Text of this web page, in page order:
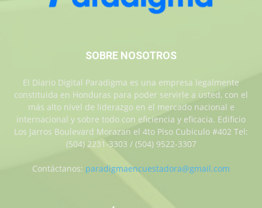
SOBRE NOSOTROS
El Diario Digital Paradigma es una empresa legalmente
constituida en Honduras para poder servirle a usted, con el
más alto nivel de liderazgo en el mercado nacional e
internacional y sobre todo con eficiencia y eficacia. Edificio
Los Jarros Boulevard Morazan el 4to Piso Cubiculo #402 Tel:
(504) 2231-3303 / (504) 9522-3307
Contáctanos: paradigmaencuestadora@gmail.com